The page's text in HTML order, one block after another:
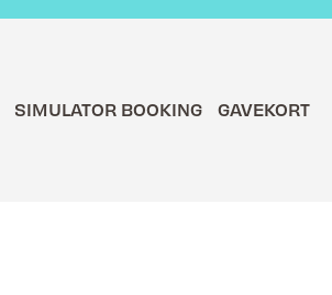
SIMULATOR BOOKING GAVEKORT